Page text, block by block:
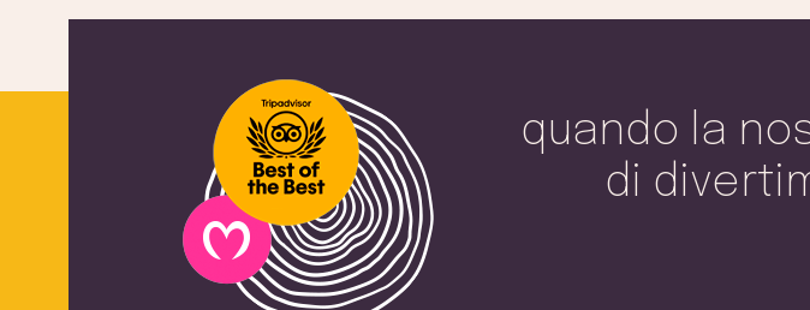
quando la
di